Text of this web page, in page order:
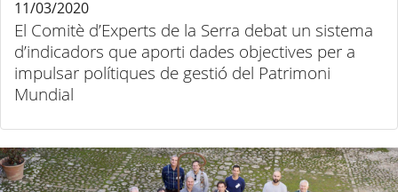
El Comitè d’Experts de la Serra debat un sistema
d’indicadors que aporti dades objectives per a
impulsar polítiques de gestió del Patrimoni
Mundial
11/03/2020